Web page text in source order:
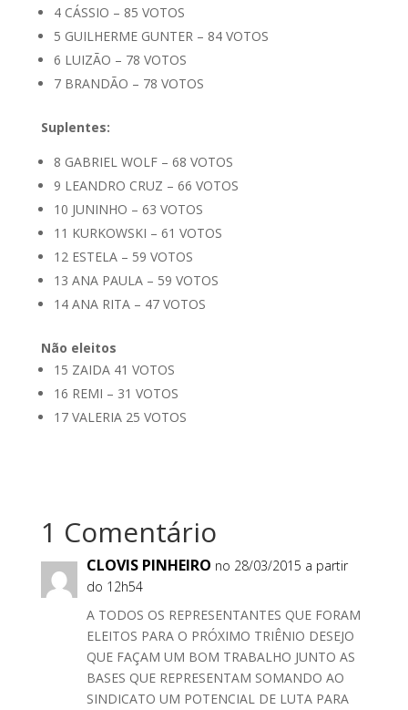
4 CÁSSIO – 85 VOTOS
5 GUILHERME GUNTER – 84 VOTOS
6 LUIZÃO – 78 VOTOS
7 BRANDÃO – 78 VOTOS
Suplentes:
8 GABRIEL WOLF – 68 VOTOS
9 LEANDRO CRUZ – 66 VOTOS
10 JUNINHO – 63 VOTOS
11 KURKOWSKI – 61 VOTOS
12 ESTELA – 59 VOTOS
13 ANA PAULA – 59 VOTOS
14 ANA RITA – 47 VOTOS
Não eleitos
15 ZAIDA 41 VOTOS
16 REMI – 31 VOTOS
17 VALERIA 25 VOTOS
1 Comentário
CLOVIS PINHEIRO no 28/03/2015 a partir
do 12h54
A TODOS OS REPRESENTANTES QUE FORAM
ELEITOS PARA O PRÓXIMO TRIÊNIO DESEJO
QUE FAÇAM UM BOM TRABALHO JUNTO AS
BASES QUE REPRESENTAM SOMANDO AO
SINDICATO UM POTENCIAL DE LUTA PARA